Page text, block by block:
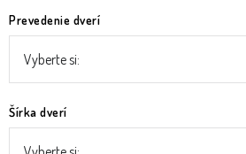
Prevedenie dverí
Šírka dverí